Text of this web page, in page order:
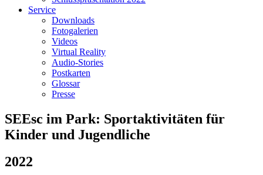
Service
Downloads
Fotogalerien
Videos
Virtual Reality
Audio-Stories
Postkarten
Glossar
Presse
SEEsc im Park: Sportaktivitäten für
Kinder und Jugendliche
2022